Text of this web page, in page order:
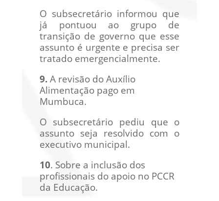
O subsecretário informou que
já pontuou ao grupo de
transição de governo que esse
assunto é urgente e precisa ser
tratado emergencialmente.
9.A revisão do Auxílio
Alimentação pago em
Mumbuca.
O subsecretário pediu que o
assunto seja resolvido com o
executivo municipal.
10. Sobre a inclusão dos
profissionais do apoio no PCCR
da Educação.